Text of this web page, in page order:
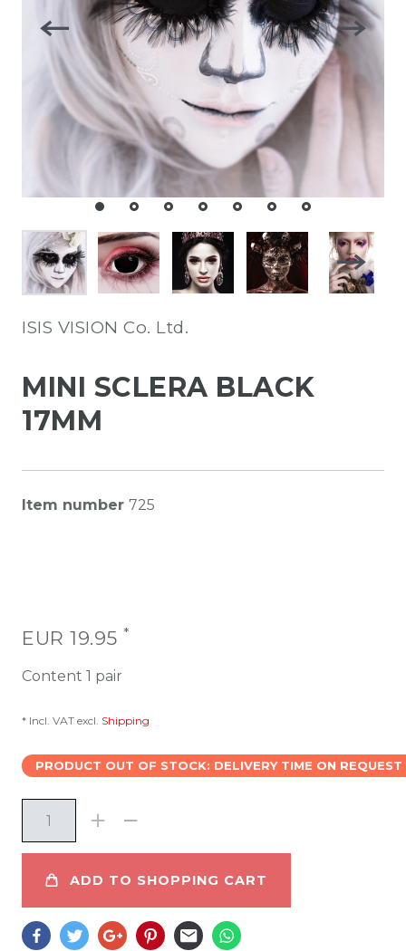
ISIS VISION Co. Ltd.
MINI SCLERA BLACK
17MM
Item number 725
EUR 19.95 *
Content 1 pair
* Incl. VAT excl. Shipping
PRODUCT OUT OF STOCK: DELIVERY TIME ON REQUEST
ADD TO SHOPPING CART